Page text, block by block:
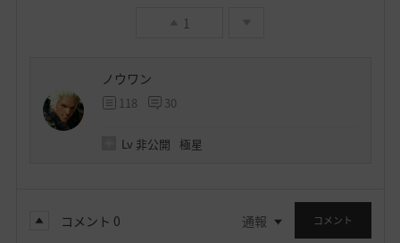
1
ノウワン
118 30
Lv 非公開 極星
コメント 0 通報 コメント